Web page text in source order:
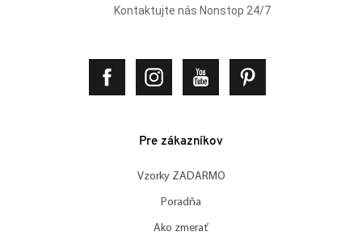
Kontaktujte nás Nonstop 24/7
Pre zákazníkov
Vzorky ZADARMO
Poradňa
Ako zmerať